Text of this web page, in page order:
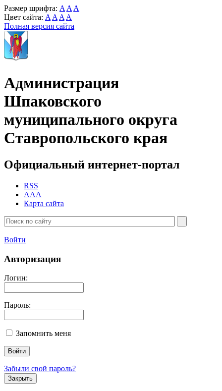
Размер шрифта: A A A
Цвет сайта: A A A A
Полная версия сайта
Администрация
Шпаковского
муниципального округа
Ставропольского края
Официальный интернет-портал
RSS
AAA
Карта сайта
Войти
Авторизация
Логин:
Пароль:
Запомнить меня
Забыли свой пароль?
Закрыть